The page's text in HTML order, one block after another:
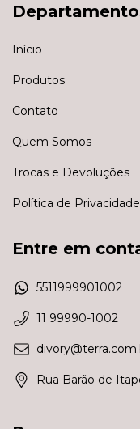
Início
Produtos
Contato
Quem Somos
Trocas e Devoluções
Política de Privacidade
Entre em
5511999901002
11 99990-1002
Rua Barão de